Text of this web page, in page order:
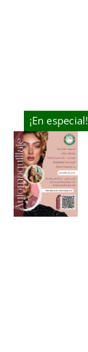
¡En especial!
CART